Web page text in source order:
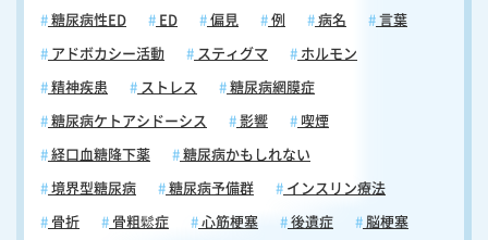
糖尿病性ED ED 偏見 例 病名 言葉
アドボカシー活動 スティグマ ホルモン
精神疾患 ストレス 糖尿病網膜症
糖尿病ケトアシドーシス 影響 喫煙
経口血糖降下薬 糖尿病かもしれない
境界型糖尿病 糖尿病予備群 インスリン療法
骨折 骨粗鬆症 心筋梗塞 後遺症 脳梗塞